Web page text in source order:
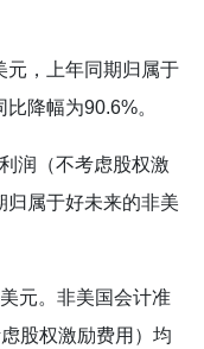
元，上年同期归属于
降幅为90.6%。
润（不考虑股权激
归属于好未来的非美
元。非美国会计准
股权激励费用）均